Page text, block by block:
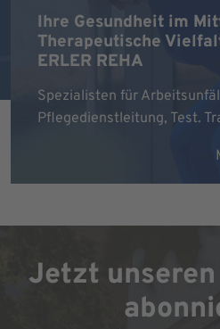
Ihre Gesundheit im
Therapeutische
ERLER REHA
Spezialisten für
Pflegedienstleitung, Test.
Jetzt